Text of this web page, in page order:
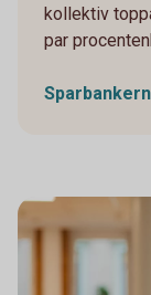
kollektiv
par